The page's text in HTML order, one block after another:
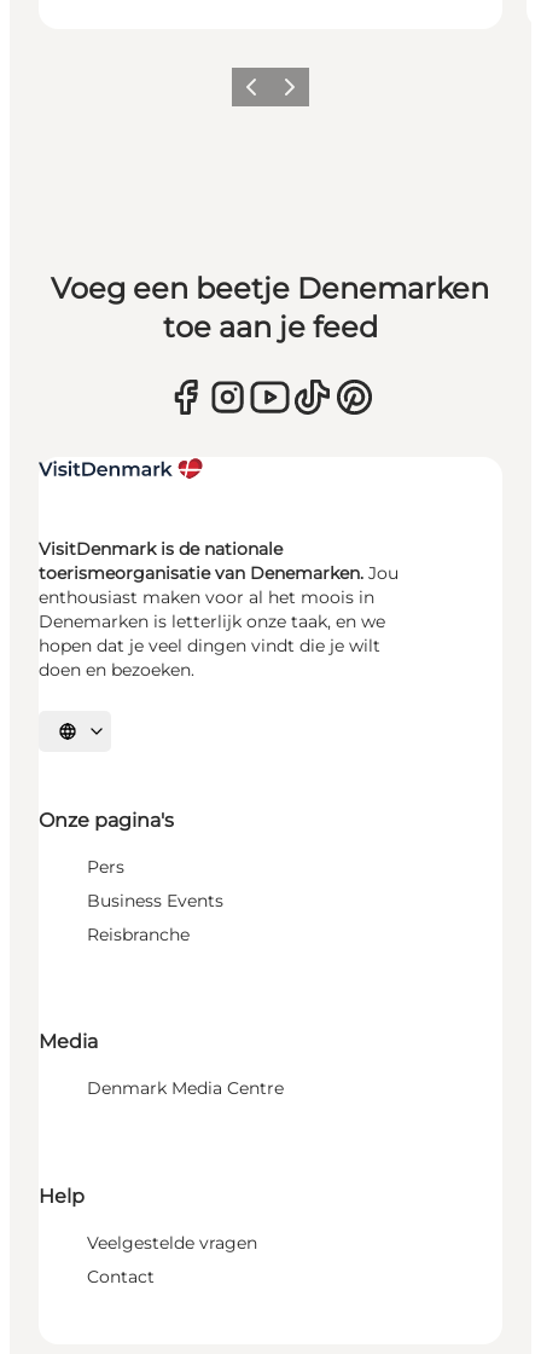
Vorige Volgende
Voeg een beetje Denemarken
toe aan je feed
VisitDenmark is de nationale
toerismeorganisatie van Denemarken. Jou
enthousiast maken voor al het moois in
Denemarken is letterlijk onze taak, en we
hopen dat je veel dingen vindt die je wilt
doen en bezoeken.
Selecteer taal
Onze pagina's
Pers
Business Events
Reisbranche
Media
Denmark Media Centre
Help
Veelgestelde vragen
Contact